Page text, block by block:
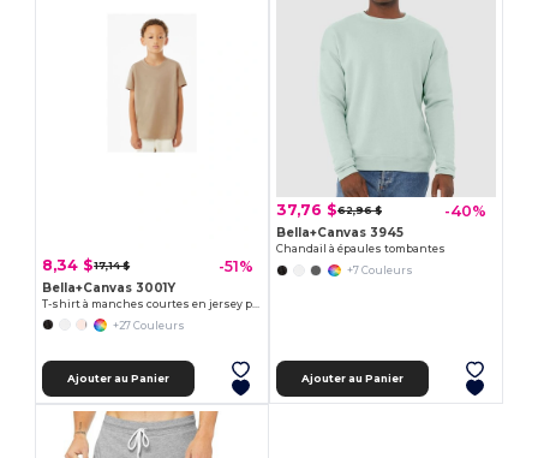
8,34 $17,14 $ -51%
Bella+Canvas 3001Y
T-shirt à manches courtes en jersey pour les jeunes
+27 Couleurs
Ajouter au Panier
37,76 $62,96 $ -40%
Bella+Canvas 3945
Chandail à épaules tombantes
+7 Couleurs
Ajouter au Panier